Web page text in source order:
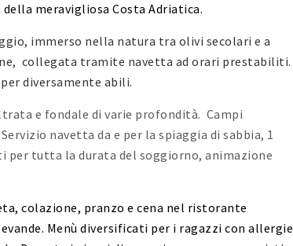
meravigliosa Costa Adriatica.
immerso nella natura tra olivi secolari e a
collegata tramite navetta ad orari prestabiliti.
diversamente abili.
e fondale di varie profondità. Campi
navetta da e per la spiaggia di sabbia, 1
per tutta la durata del soggiorno, animazione
colazione, pranzo e cena nel ristorante
Menù diversificati per i ragazzi con allergie